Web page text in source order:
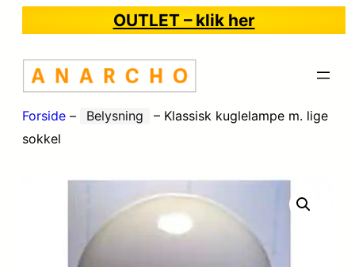
OUTLET – klik her
Forside – Belysning – Klassisk kuglelampe m. lige
sokkel